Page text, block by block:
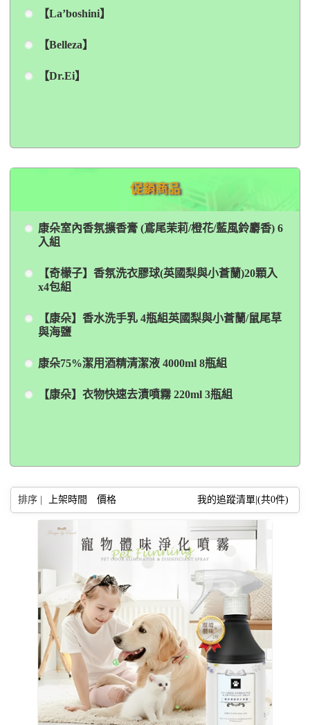
【La’boshini】
【Belleza】
【Dr.Ei】
促銷商品
康朵室內香氛擴香膏 (鳶尾茉莉/橙花/藍風鈴麝香) 6
入組
【奇檬子】香氛洗衣膠球(英國梨與小蒼蘭)20顆入
x4包組
【康朵】香水洗手乳 4瓶組英國梨與小蒼蘭/鼠尾草
與海鹽
康朵75%潔用酒精清潔液 4000ml 8瓶組
【康朵】衣物快速去漬噴霧 220ml 3瓶組
排序 | 上架時間 價格 我的追蹤清單|(共0件)